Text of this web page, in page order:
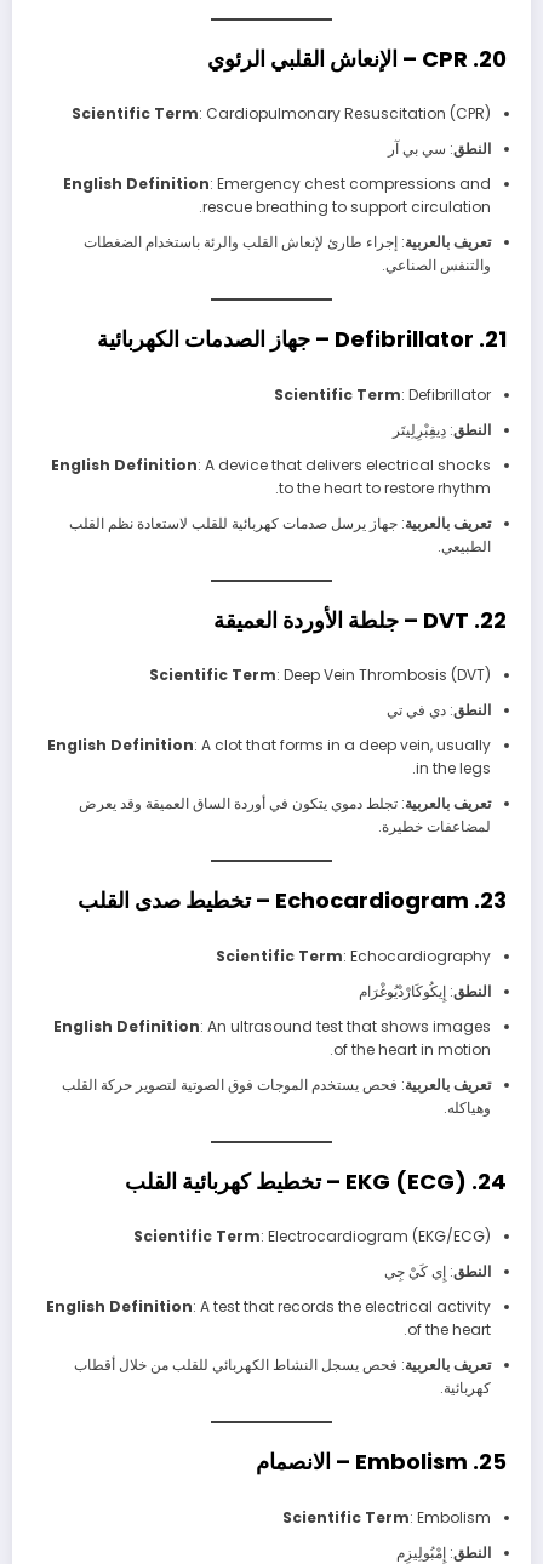
20. CPR – الإنعاش القلبي الرئوي
Scientific Term: Cardiopulmonary Resuscitation (CPR)
النطق: سي بي آر
English Definition: Emergency chest compressions and
rescue breathing to support circulation.
تعريف بالعربية: إجراء طارئ لإنعاش القلب والرئة باستخدام الضغطات
والتنفس الصناعي.
21. Defibrillator – جهاز الصدمات الكهربائية
Scientific Term: Defibrillator
النطق: دِيفِبْرِلِيتَر
English Definition: A device that delivers electrical shocks
to the heart to restore rhythm.
تعريف بالعربية: جهاز يرسل صدمات كهربائية للقلب لاستعادة نظم القلب
الطبيعي.
22. DVT – جلطة الأوردة العميقة
Scientific Term: Deep Vein Thrombosis (DVT)
النطق: دي في تي
English Definition: A clot that forms in a deep vein, usually
in the legs.
تعريف بالعربية: تجلط دموي يتكون في أوردة الساق العميقة وقد يعرض
لمضاعفات خطيرة.
23. Echocardiogram – تخطيط صدى القلب
Scientific Term: Echocardiography
النطق: إِيكُوكَارْدْيُوغْرَام
English Definition: An ultrasound test that shows images
of the heart in motion.
تعريف بالعربية: فحص يستخدم الموجات فوق الصوتية لتصوير حركة القلب
وهياكله.
24. EKG (ECG) – تخطيط كهربائية القلب
Scientific Term: Electrocardiogram (EKG/ECG)
النطق: إِي كَيْ جِي
English Definition: A test that records the electrical activity
of the heart.
تعريف بالعربية: فحص يسجل النشاط الكهربائي للقلب من خلال أقطاب
كهربائية.
25. Embolism – الانصمام
Scientific Term: Embolism
النطق: إِمْبُولِيزِم